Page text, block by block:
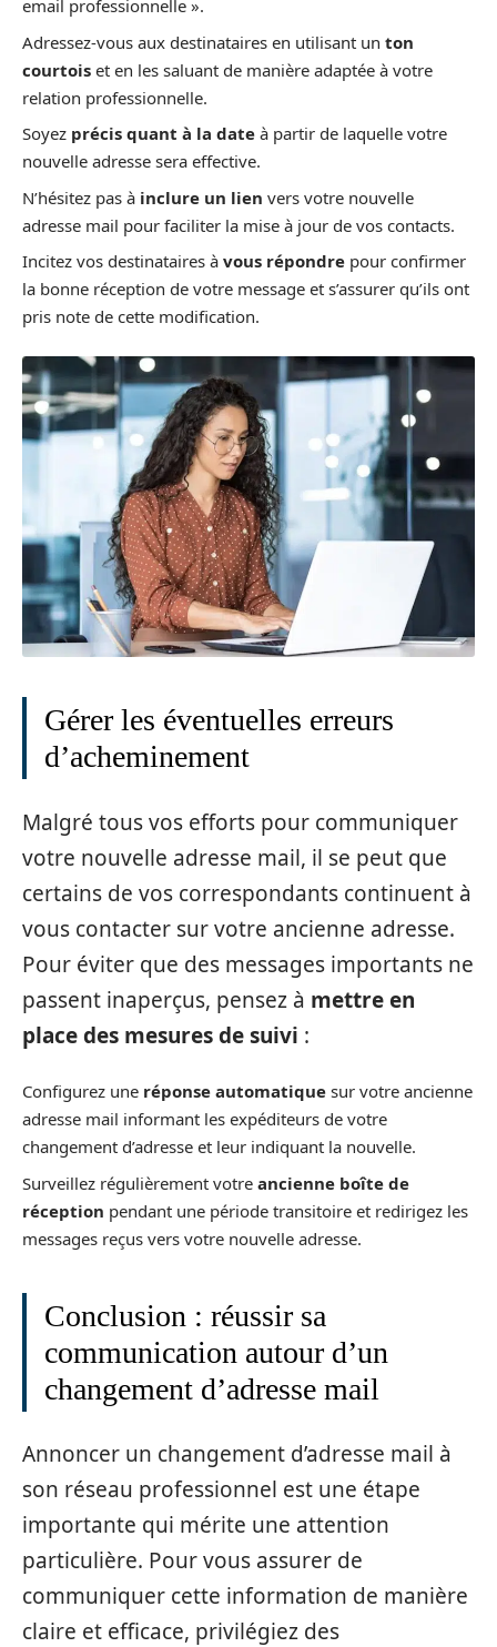
email professionnelle ».
Adressez-vous aux destinataires en utilisant un ton
courtois et en les saluant de manière adaptée à votre
relation professionnelle.
Soyez précis quant à la date à partir de laquelle votre
nouvelle adresse sera effective.
N’hésitez pas à inclure un lien vers votre nouvelle
adresse mail pour faciliter la mise à jour de vos contacts.
Incitez vos destinataires à vous répondre pour confirmer
la bonne réception de votre message et s’assurer qu’ils ont
pris note de cette modification.
Gérer les éventuelles erreurs
d’acheminement
Malgré tous vos efforts pour communiquer
votre nouvelle adresse mail, il se peut que
certains de vos correspondants continuent à
vous contacter sur votre ancienne adresse.
Pour éviter que des messages importants ne
passent inaperçus, pensez à mettre en
place des mesures de suivi :
Configurez une réponse automatique sur votre ancienne
adresse mail informant les expéditeurs de votre
changement d’adresse et leur indiquant la nouvelle.
Surveillez régulièrement votre ancienne boîte de
réception pendant une période transitoire et redirigez les
messages reçus vers votre nouvelle adresse.
Conclusion : réussir sa
communication autour d’un
changement d’adresse mail
Annoncer un changement d’adresse mail à
son réseau professionnel est une étape
importante qui mérite une attention
particulière. Pour vous assurer de
communiquer cette information de manière
claire et efficace, privilégiez des